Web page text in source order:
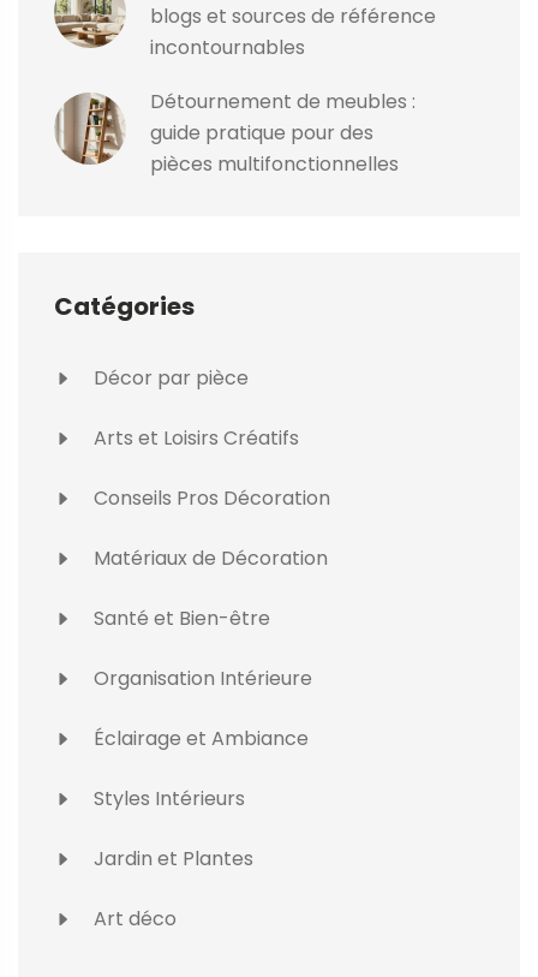
blogs et sources de référence
incontournables
Détournement de meubles :
guide pratique pour des
pièces multifonctionnelles
Catégories
Décor par pièce
Arts et Loisirs Créatifs
Conseils Pros Décoration
Matériaux de Décoration
Santé et Bien-être
Organisation Intérieure
Éclairage et Ambiance
Styles Intérieurs
Jardin et Plantes
Art déco